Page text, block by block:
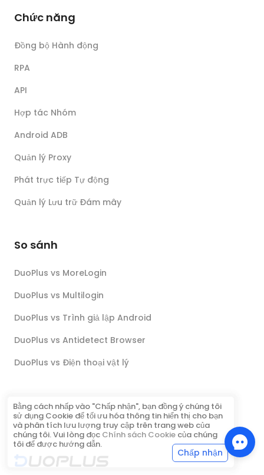
Chức năng
Đồng bộ Hành động
RPA
API
Hợp tác Nhóm
Android ADB
Quản lý Proxy
Phát trực tiếp Tự động
Quản lý Lưu trữ Đám mây
So sánh
DuoPlus vs MoreLogin
DuoPlus vs Multilogin
DuoPlus vs Trình giả lập Android
DuoPlus vs Antidetect Browser
DuoPlus vs Điện thoại vật lý
Bằng cách nhấp vào "Chấp nhận", bạn đồng ý chúng tôi
sử dụng Cookie để tối ưu hóa thông tin hiển thị cho bạn
và phân tích lưu lượng truy cập trên trang web của
chúng tôi. Vui lòng đọc Chính sách Cookie của chúng
tôi để được hướng dẫn.
Chấp nhận